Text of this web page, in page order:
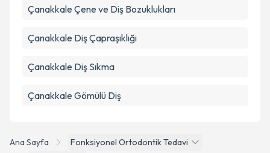
Ana Sayfa
Fonksiyonel Ortodontik Tedavi
Çanakkale Çene ve Diş Bozuklukları
Çanakkale Diş Çapraşıklığı
Çanakkale Diş Sıkma
Çanakkale Gömülü Diş